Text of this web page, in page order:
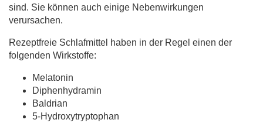
sind. Sie können auch einige Nebenwirkungen
verursachen.
Rezeptfreie Schlafmittel haben in der Regel einen der
folgenden Wirkstoffe:
Melatonin
Diphenhydramin
Baldrian
5-Hydroxytryptophan